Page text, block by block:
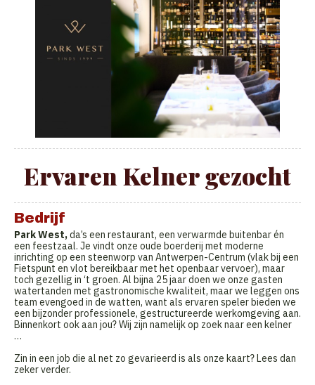
Ervaren Kelner gezocht
Bedrijf
Park West,da’s een restaurant, een verwarmde buitenbar én
een feestzaal. Je vindt onze oude boerderij met moderne
inrichting op een steenworp van Antwerpen-Centrum (vlak bij een
Fietspunt en vlot bereikbaar met het openbaar vervoer), maar
toch gezellig in ‘t groen. Al bijna 25 jaar doen we onze gasten
watertanden met gastronomische kwaliteit, maar we leggen ons
team evengoed in de watten, want als ervaren speler bieden we
een bijzonder professionele, gestructureerde werkomgeving aan.
Binnenkort ook aan jou? Wij zijn namelijk op zoek naar een kelner
…
Zin in een job die al net zo gevarieerd is als onze kaart? Lees dan
zeker verder.